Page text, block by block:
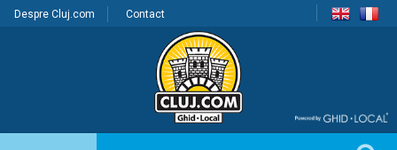
Despre Cluj.com Contact